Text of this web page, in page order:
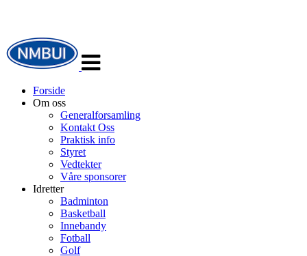
navigasjon
Forside
Om oss
Generalforsamling
Kontakt Oss
Praktisk info
Styret
Vedtekter
Våre sponsorer
Idretter
Badminton
Basketball
Innebandy
Fotball
Golf